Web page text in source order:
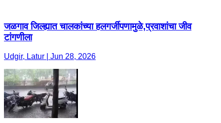
जळगाव जिल्ह्यात चालकांच्या हलगर्जीपणामुळे,प्रवाशांचा जीव
टांगणीला
Udgir, Latur | Jun 28, 2026